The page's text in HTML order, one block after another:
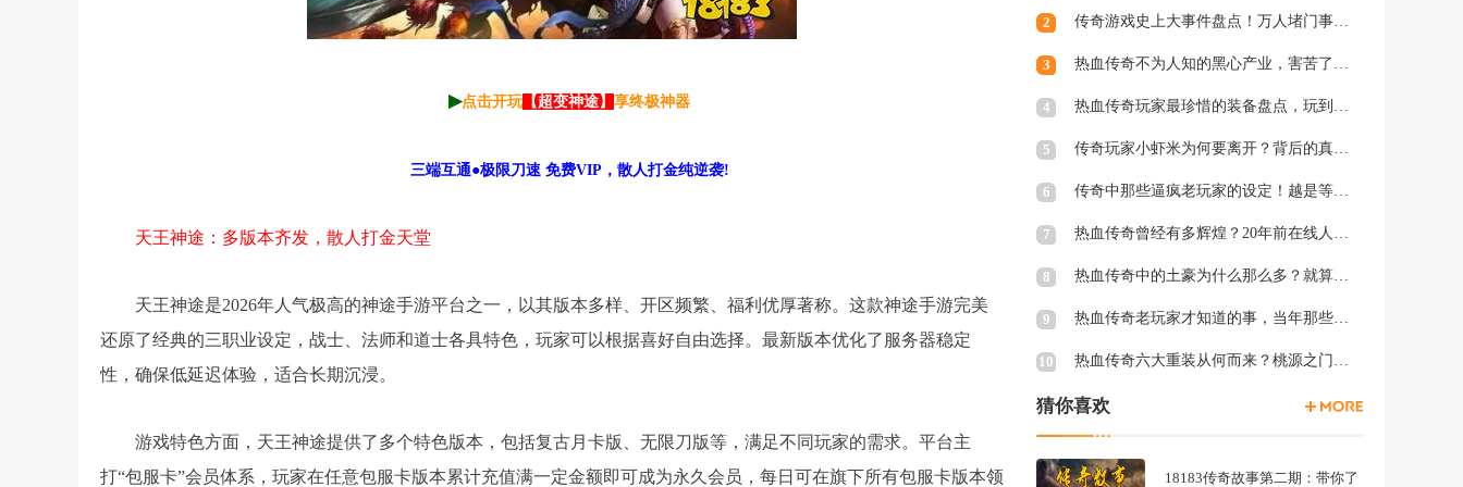
▶点击开玩 【超变神途】 享终极神器
三端互通●极限刀速 免费VIP，散人打金纯逆袭!
天王神途：多版本齐发，散人打金天堂
天王神途是2026年人气极高的神途手游平台之一，以其版本多样、开区频繁、福利优厚著称。这款神途手游完美
还原了经典的三职业设定，战士、法师和道士各具特色，玩家可以根据喜好自由选择。最新版本优化了服务器稳定
性，确保低延迟体验，适合长期沉浸。
游戏特色方面，天王神途提供了多个特色版本，包括复古月卡版、无限刀版等，满足不同玩家的需求。平台主
打“包服卡”会员体系，玩家在任意包服卡版本累计充值满一定金额即可成为永久会员，每日可在旗下所有包服卡版本领
2 传奇游戏史上大事件盘点！万人堵门事件究竟因
3 热血传奇不为人知的黑心产业，害苦了大批的平
4 热血传奇玩家最珍惜的装备盘点，玩到后期都不
5 传奇玩家小虾米为何要离开？背后的真相让人无
6 传奇中那些逼疯老玩家的设定！越是等级高爆率
7 热血传奇曾经有多辉煌？20年前在线人数达到80万
8 热血传奇中的土豪为什么那么多？就算没落了依
9 热血传奇老玩家才知道的事，当年那些不为人知
10 热血传奇六大重装从何而来？桃源之门设立在猪
猜你喜欢
18183传奇故事第二期：带你了